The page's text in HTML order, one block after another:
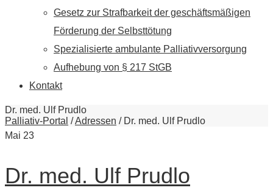
Gesetz zur Strafbarkeit der geschäftsmäßigen
Förderung der Selbsttötung
Spezialisierte ambulante Palliativversorgung
Aufhebung von § 217 StGB
Kontakt
Dr. med. Ulf Prudlo
Palliativ-Portal /Adressen / Dr. med. Ulf Prudlo
Mai 23
Dr. med. Ulf Prudlo